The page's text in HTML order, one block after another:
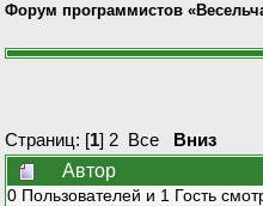
Форум программистов
Страниц: [1] 2 Все Вниз
Автор
0 Пользователей и 1 Гость